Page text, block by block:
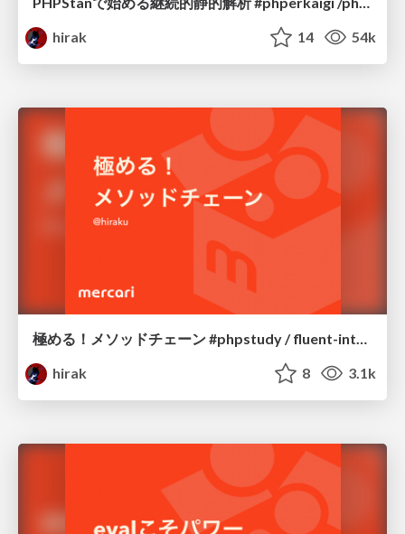
hirak
14 54k
極める！メソッドチェーン #phpstudy / fluent-interface
hirak
8 3.1k